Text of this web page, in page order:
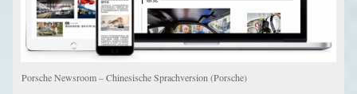
Porsche Newsroom – Chinesische Sprachversion (Porsche)